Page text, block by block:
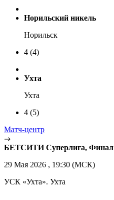
Норильский никель
Норильск
4 (4)
Ухта
Ухта
4 (5)
Матч-центр
БЕТСИТИ Суперлига, Финал
29 Мая 2026 , 19:30 (МСК)
УСК «Ухта». Ухта